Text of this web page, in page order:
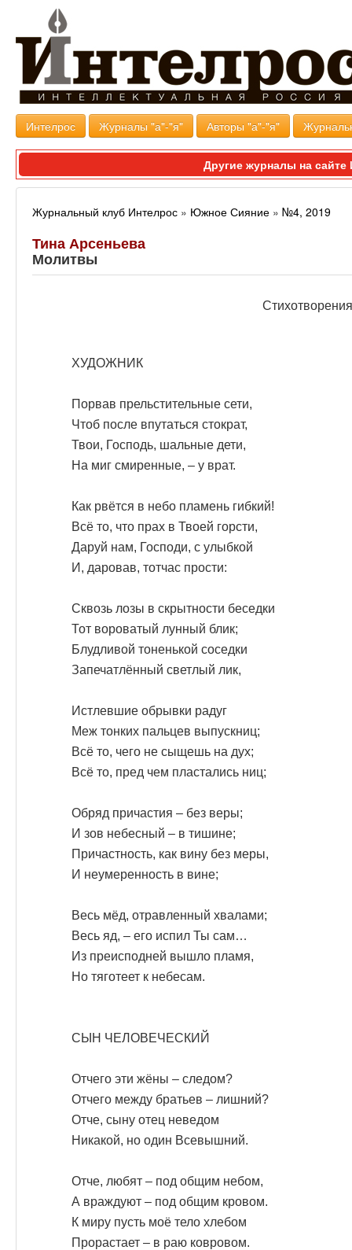
Интелрос Журналы "а"-"я" Авторы "а"-"я"
Другие журналы на
Журнальный клуб Интелрос » Южное Сияние » №4, 2019
Тина Арсеньева
Молитвы
Стихотворения
ХУДОЖНИК
Порвав прельстительные сети,
Чтоб после впутаться стократ,
Твои, Господь, шальные дети,
На миг смиренные, – у врат.
Как рвётся в небо пламень гибкий!
Всё то, что прах в Твоей горсти,
Даруй нам, Господи, с улыбкой
И, даровав, тотчас прости:
Сквозь лозы в скрытности беседки
Тот вороватый лунный блик;
Блудливой тоненькой соседки
Запечатлённый светлый лик,
Истлевшие обрывки радуг
Меж тонких пальцев выпускниц;
Всё то, чего не сыщешь на дух;
Всё то, пред чем пластались ниц;
Обряд причастия – без веры;
И зов небесный – в тишине;
Причастность, как вину без меры,
И неумеренность в вине;
Весь мёд, отравленный хвалами;
Весь яд, – его испил Ты сам…
Из преисподней вышло пламя,
Но тяготеет к небесам.
СЫН ЧЕЛОВЕЧЕСКИЙ
Отчего эти жёны – следом?
Отчего между братьев – лишний?
Отче, сыну отец неведом
Никакой, но один Всевышний.
Отче, любят – под общим небом,
А враждуют – под общим кровом.
К миру пусть моё тело хлебом
Прорастает – в раю ковровом.